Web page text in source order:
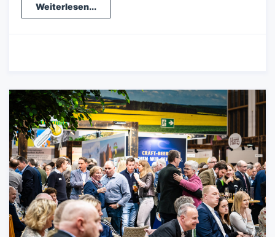
Weiterlesen...